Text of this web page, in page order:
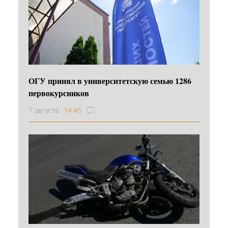
ОГУ принял в университетскую семью 1286
первокурсников
7 августа 14:45